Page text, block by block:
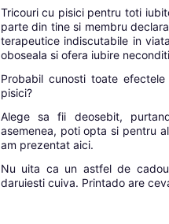
Tricouri cu pisici pentru toti
parte din tine si membru
terapeutice indiscutabile in
oboseala si ofera iubire
Probabil cunosti toate
pisici?
Alege sa fii deosebit,
asemenea, poti opta si pentru
am prezentat aici.
Nu uita ca un astfel de
daruiesti cuiva. Printado are